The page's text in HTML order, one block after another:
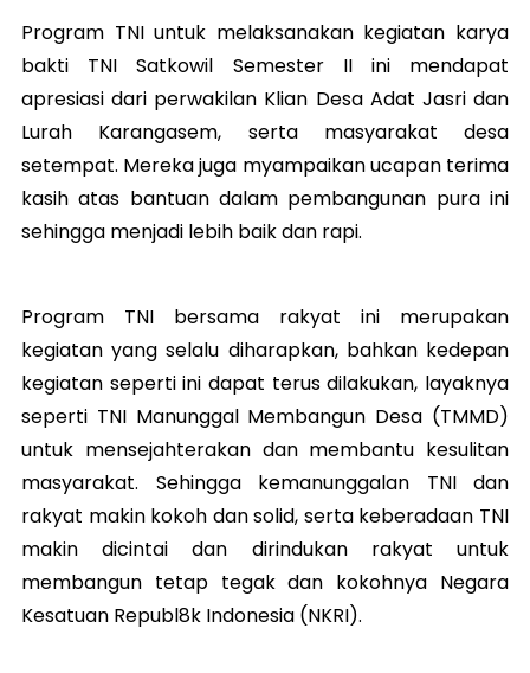
Program TNI untuk melaksanakan kegiatan karya
bakti TNI Satkowil Semester II ini mendapat
apresiasi dari perwakilan Klian Desa Adat Jasri dan
Lurah Karangasem, serta masyarakat desa
setempat. Mereka juga myampaikan ucapan terima
kasih atas bantuan dalam pembangunan pura ini
sehingga menjadi lebih baik dan rapi.
Program TNI bersama rakyat ini merupakan
kegiatan yang selalu diharapkan, bahkan kedepan
kegiatan seperti ini dapat terus dilakukan, layaknya
seperti TNI Manunggal Membangun Desa (TMMD)
untuk mensejahterakan dan membantu kesulitan
masyarakat. Sehingga kemanunggalan TNI dan
rakyat makin kokoh dan solid, serta keberadaan TNI
makin dicintai dan dirindukan rakyat untuk
membangun tetap tegak dan kokohnya Negara
Kesatuan Republ8k Indonesia (NKRI).